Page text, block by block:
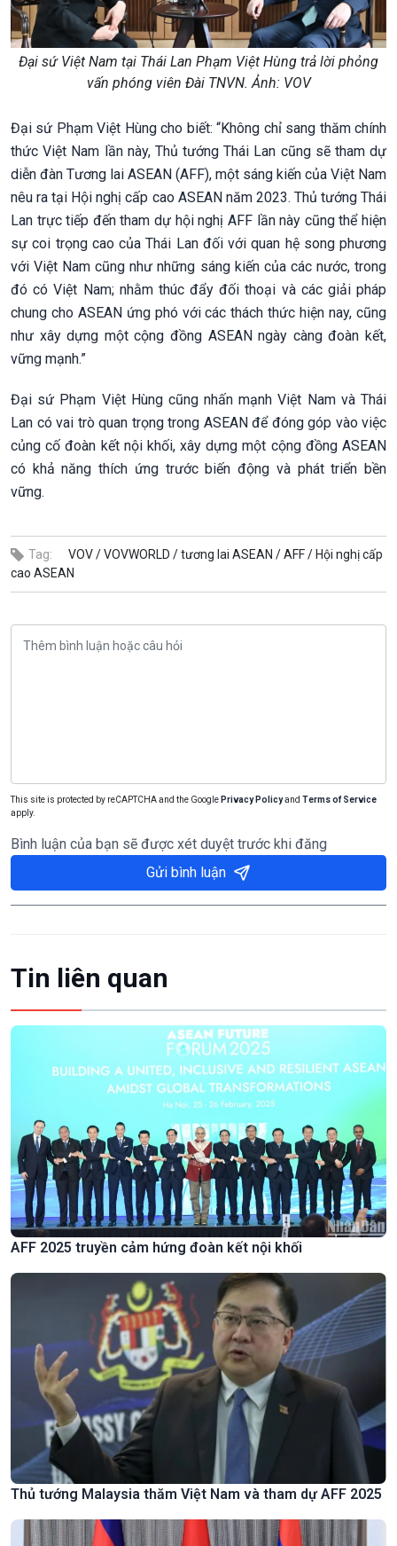
Đại sứ Việt Nam tại Thái Lan Phạm Việt Hùng trả lời phỏng
vấn phóng viên Đài TNVN. Ảnh: VOV
Đại sứ Phạm Việt Hùng cho biết: “Không chỉ sang thăm chính
thức Việt Nam lần này, Thủ tướng Thái Lan cũng sẽ tham dự
diễn đàn Tương lai ASEAN (AFF), một sáng kiến của Việt Nam
nêu ra tại Hội nghị cấp cao ASEAN năm 2023. Thủ tướng Thái
Lan trực tiếp đến tham dự hội nghị AFF lần này cũng thể hiện
sự coi trọng cao của Thái Lan đối với quan hệ song phương
với Việt Nam cũng như những sáng kiến của các nước, trong
đó có Việt Nam; nhằm thúc đẩy đối thoại và các giải pháp
chung cho ASEAN ứng phó với các thách thức hiện nay, cũng
như xây dựng một cộng đồng ASEAN ngày càng đoàn kết,
vững mạnh.”
Đại sứ Phạm Việt Hùng cũng nhấn mạnh Việt Nam và Thái
Lan có vai trò quan trọng trong ASEAN để đóng góp vào việc
củng cố đoàn kết nội khối, xây dựng một cộng đồng ASEAN
có khả năng thích ứng trước biến động và phát triển bền
vững.
Tag: VOV /VOVWORLD /tương lai ASEAN /AFF / Hội nghị cấp
cao ASEAN
This site is protected by reCAPTCHA and the Google Privacy Policyand Terms of Service
apply.
Bình luận của bạn sẽ được xét duyệt trước khi đăng
Gửi bình luận
Tin liên quan
AFF 2025 truyền cảm hứng đoàn kết nội khối
Thủ tướng Malaysia thăm Việt Nam và tham dự AFF 2025